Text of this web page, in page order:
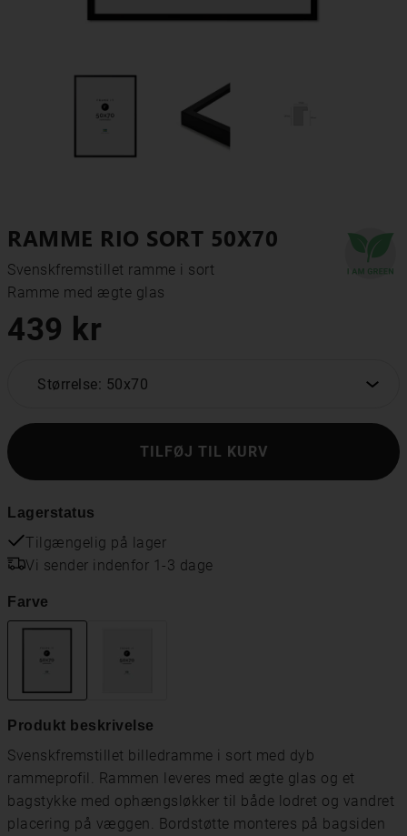
RAMME RIO SORT 50X70
Svenskfremstillet ramme i sort
Ramme med ægte glas
439 kr
Størrelse: 50x70
TILFØJ TIL KURV
Lagerstatus
Tilgængelig på lager
Vi sender indenfor 1-3 dage
Farve
Produkt beskrivelse
Svenskfremstillet billedramme i sort med dyb
rammeprofil. Rammen leveres med ægte glas og et
bagstykke med ophængsløkker til både lodret og vandret
placering på væggen. Bordstøtte monteres på bagsiden